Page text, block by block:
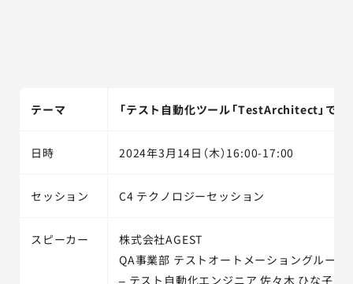
テーマ 「テスト自動化ツール「TestArchitect」で変
日時 2024年3月14日（木）16:00-17:00
セッション C4 テクノロジーセッション
スピーカー
株式会社AGEST
QA事業部 テストオートメーショングループ
– テスト自動化エンジニア 佐々木 ひな子